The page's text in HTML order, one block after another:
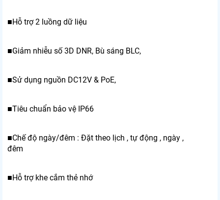
■Hỗ trợ 2 luồng dữ liệu
■Giảm nhiễu số 3D DNR, Bù sáng BLC,
■Sử dụng nguồn DC12V & PoE,
■Tiêu chuẩn bảo vệ IP66
■Chế độ ngày/đêm : Đặt theo lịch , tự động , ngày ,
đêm
■Hỗ trợ khe cắm thẻ nhớ